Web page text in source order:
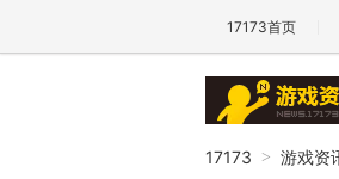
17173首页
17173 > 游戏资